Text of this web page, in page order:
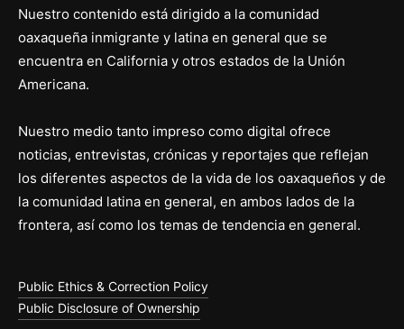
Nuestro contenido está dirigido a la comunidad
oaxaqueña inmigrante y latina en general que se
encuentra en California y otros estados de la Unión
Americana.
Nuestro medio tanto impreso como digital ofrece
noticias, entrevistas, crónicas y reportajes que reflejan
los diferentes aspectos de la vida de los oaxaqueños y de
la comunidad latina en general, en ambos lados de la
frontera, así como los temas de tendencia en general.
Public Ethics & Correction Policy
Public Disclosure of Ownership